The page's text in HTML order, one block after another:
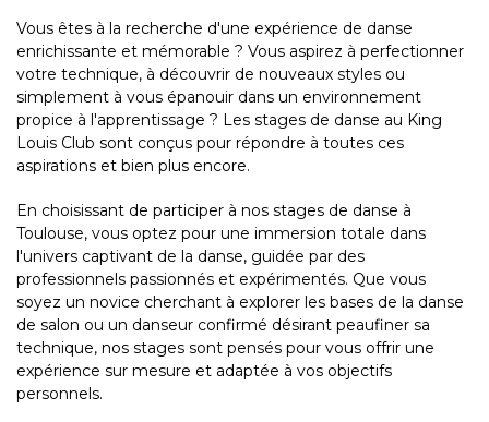
Vous êtes à la recherche d'une expérience de danse
enrichissante et mémorable ? Vous aspirez à perfectionner
votre technique, à découvrir de nouveaux styles ou
simplement à vous épanouir dans un environnement
propice à l'apprentissage ? Les stages de danse au King
Louis Club sont conçus pour répondre à toutes ces
aspirations et bien plus encore.
En choisissant de participer à nos stages de danse à
Toulouse, vous optez pour une immersion totale dans
l'univers captivant de la danse, guidée par des
professionnels passionnés et expérimentés. Que vous
soyez un novice cherchant à explorer les bases de la danse
de salon ou un danseur confirmé désirant peaufiner sa
technique, nos stages sont pensés pour vous offrir une
expérience sur mesure et adaptée à vos objectifs
personnels.